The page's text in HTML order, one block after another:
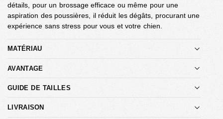
détails, pour un brossage efficace ou même pour une
aspiration des poussières, il réduit les dégâts, procurant une
expérience sans stress pour vous et votre chien.
MATÉRIAU
AVANTAGE
GUIDE DE TAILLES
LIVRAISON